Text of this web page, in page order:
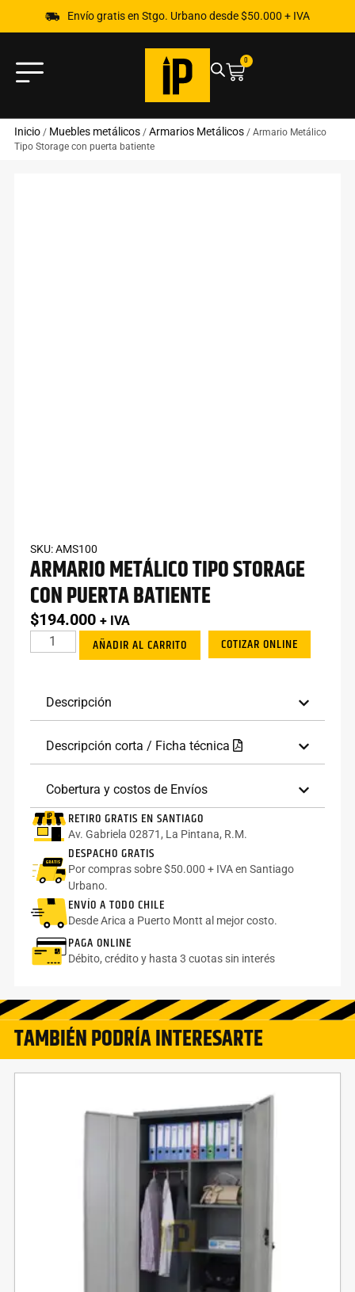
Envío gratis en Stgo. Urbano desde $50.000 + IVA
0
Inicio/ Muebles metálicos/ Armarios Metálicos/ Armario Metálico
Tipo Storage con puerta batiente
SKU: AMS100
ARMARIO METÁLICO TIPO STORAGE
CON PUERTA BATIENTE
$194.000 + IVA
AÑADIR AL CARRITO COTIZAR ONLINE
Descripción
Descripción corta / Ficha técnica
Cobertura y costos de Envíos
RETIRO GRATIS EN SANTIAGO
Av. Gabriela 02871, La Pintana, R.M.
DESPACHO GRATIS
Por compras sobre $50.000 + IVA en Santiago
Urbano.
ENVÍO A TODO CHILE
Desde Arica a Puerto Montt al mejor costo.
PAGA ONLINE
Débito, crédito y hasta 3 cuotas sin interés
TAMBIÉN PODRÍA INTERESARTE